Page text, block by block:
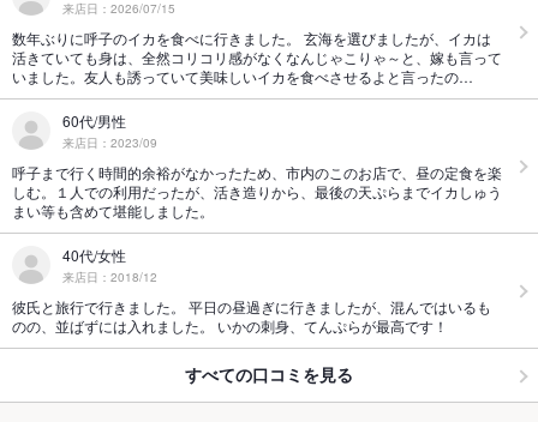
来店日：2026/07/15
数年ぶりに呼子のイカを食べに行きました。 玄海を選びましたが、イカは
活きていても身は、全然コリコリ感がなくなんじゃこりゃ～と、嫁も言って
いました。友人も誘っていて美味しいイカを食べさせるよと言ったの…
60代/男性
来店日：2023/09
呼子まで行く時間的余裕がなかったため、市内のこのお店で、昼の定食を楽
しむ。１人での利用だったが、活き造りから、最後の天ぷらまでイカしゅう
まい等も含めて堪能しました。
40代/女性
来店日：2018/12
彼氏と旅行で行きました。 平日の昼過ぎに行きましたが、混んではいるも
のの、並ばずには入れました。 いかの刺身、てんぷらが最高です！
すべての口コミを見る